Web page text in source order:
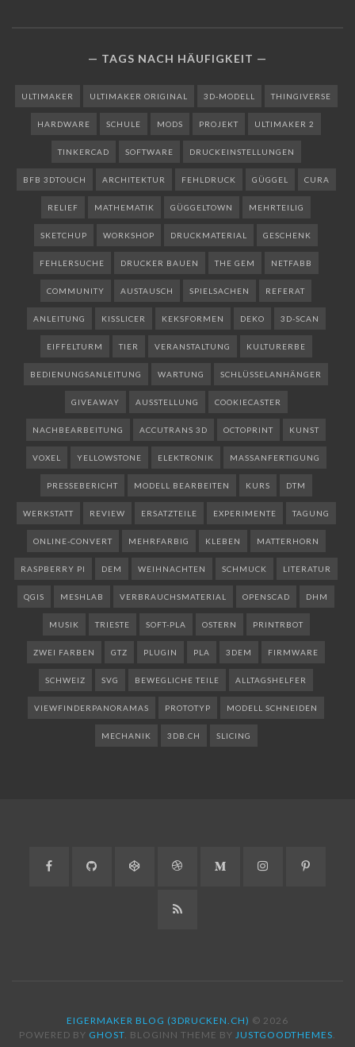
TAGS NACH HÄUFIGKEIT
ULTIMAKER ULTIMAKER ORIGINAL 3D-MODELL THINGIVERSE
HARDWARE SCHULE MODS PROJEKT ULTIMAKER 2
TINKERCAD SOFTWARE DRUCKEINSTELLUNGEN
BFB 3DTOUCH ARCHITEKTUR FEHLDRUCK GÜGGEL CURA
RELIEF MATHEMATIK GÜGGELTOWN MEHRTEILIG
SKETCHUP WORKSHOP DRUCKMATERIAL GESCHENK
FEHLERSUCHE DRUCKER BAUEN THE GEM NETFABB
COMMUNITY AUSTAUSCH SPIELSACHEN REFERAT
ANLEITUNG KISSLICER KEKSFORMEN DEKO 3D-SCAN
EIFFELTURM TIER VERANSTALTUNG KULTURERBE
BEDIENUNGSANLEITUNG WARTUNG SCHLÜSSELANHÄNGER
GIVEAWAY AUSSTELLUNG COOKIECASTER
NACHBEARBEITUNG ACCUTRANS 3D OCTOPRINT KUNST
VOXEL YELLOWSTONE ELEKTRONIK MASSANFERTIGUNG
PRESSEBERICHT MODELL BEARBEITEN KURS DTM
WERKSTATT REVIEW ERSATZTEILE EXPERIMENTE TAGUNG
ONLINE-CONVERT MEHRFARBIG KLEBEN MATTERHORN
RASPBERRY PI DEM WEIHNACHTEN SCHMUCK LITERATUR
QGIS MESHLAB VERBRAUCHSMATERIAL OPENSCAD DHM
MUSIK TRIESTE SOFT-PLA OSTERN PRINTRBOT
ZWEI FARBEN GTZ PLUGIN PLA 3DEM FIRMWARE
SCHWEIZ SVG BEWEGLICHE TEILE ALLTAGSHELFER
VIEWFINDERPANORAMAS PROTOTYP MODELL SCHNEIDEN
MECHANIK 3DB.CH SLICING
Facebook GitHub CodePen DribbbleMedium Instagram
RSS
EIGERMAKER BLOG (3DRUCKEN.CH) © 2026
POWERED BY GHOST. BLOGINN THEME BY JUSTGOODTHEMES.